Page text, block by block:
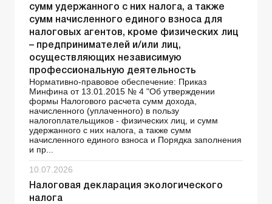
сумм удержанного с них налога, а также
сумм начисленного единого взноса для
налоговых агентов, кроме физических лиц
– предпринимателей и/или лиц,
осуществляющих независимую
профессиональную деятельность
Нормативно-правовое обеспечение: Приказ
Минфина от 13.01.2015 № 4 "Об утверждении
формы Налогового расчета сумм дохода,
начисленного (уплаченного) в пользу
налогоплательщиков - физических лиц, и сумм
удержанного с них налога, а также сумм
начисленного единого взноса и Порядка заполнения
и пр...
10.07.2026
Налоговая декларация экологического
налога